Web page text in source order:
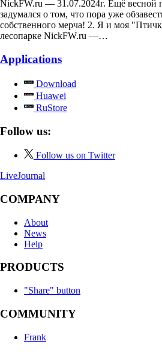
NickFW.ru — 31.07.2024г. Ещё весной
задумался о том, что пора уже
собственного мерча! 2. Я и моя
лесопарке NickFW.ru —…
Applications
Download
Huawei
RuStore
Follow us:
Follow us on Twitter
LiveJournal
COMPANY
About
News
Help
PRODUCTS
"Share" button
COMMUNITY
Frank